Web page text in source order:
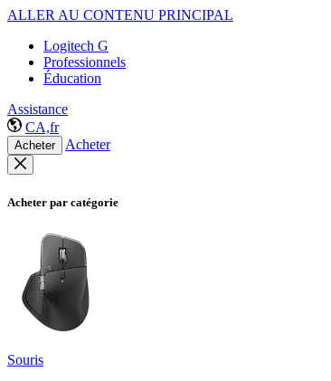
ALLER AU CONTENU PRINCIPAL
Logitech G
Professionnels
Éducation
Assistance
CA,fr
Acheter Acheter
Acheter par catégorie
Souris